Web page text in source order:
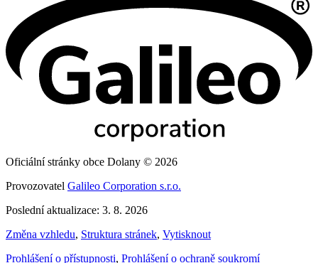
Oficiální stránky obce Dolany © 2026
Provozovatel Galileo Corporation s.r.o.
Poslední aktualizace: 3. 8. 2026
Změna vzhledu, Struktura stránek, Vytisknout
Prohlášení o přístupnosti, Prohlášení o ochraně soukromí